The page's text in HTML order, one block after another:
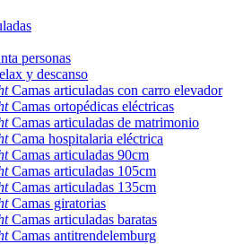
personas
y descanso
Camas articuladas con carro elevador
Camas ortopédicas eléctricas
Camas articuladas de matrimonio
Cama hospitalaria eléctrica
Camas articuladas 90cm
Camas articuladas 105cm
Camas articuladas 135cm
Camas giratorias
Camas articuladas baratas
Camas antitrendelemburg